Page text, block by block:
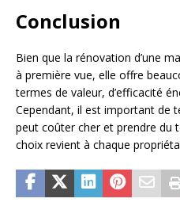
Conclusion
Bien que la rénovation d’une
à première vue, elle offre
termes de valeur, d’efficacité
Cependant, il est important de
peut coûter cher et prendre du
choix revient à chaque